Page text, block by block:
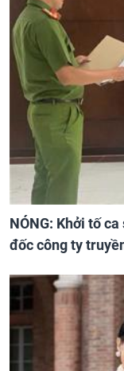
NÓNG: Khởi tố
đốc công ty